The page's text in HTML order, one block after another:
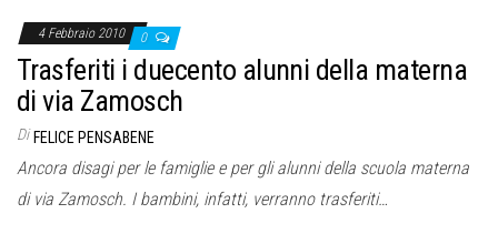
4 Febbraio 2010 0
Trasferiti i duecento alunni della materna
di via Zamosch
Di FELICE PENSABENE
Ancora disagi per le famiglie e per gli alunni della scuola materna
di via Zamosch. I bambini, infatti, verranno trasferiti…